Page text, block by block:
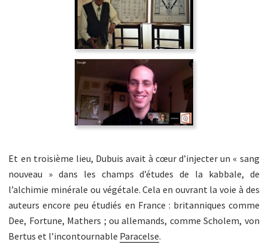
Et en troisième lieu, Dubuis avait à cœur d’injecter un « sang
nouveau » dans les champs d’études de la kabbale, de
l’alchimie minérale ou végétale. Cela en ouvrant la voie à des
auteurs encore peu étudiés en France : britanniques comme
Dee, Fortune, Mathers ; ou allemands, comme Scholem, von
Bertus et l’incontournable Paracelse.